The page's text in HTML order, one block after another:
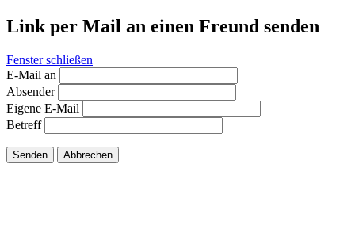
Link per Mail an einen Freund senden
Fenster schließen
E-Mail an
Absender
Eigene E-Mail
Betreff
Senden Abbrechen